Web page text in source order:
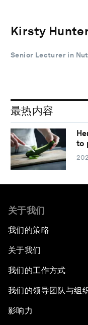
Kirsty
Senior Lecturer in
最热内容
to
关于我们
我们的策略
关于我们
我们的工作方式
我们的领导团队与组
影响力